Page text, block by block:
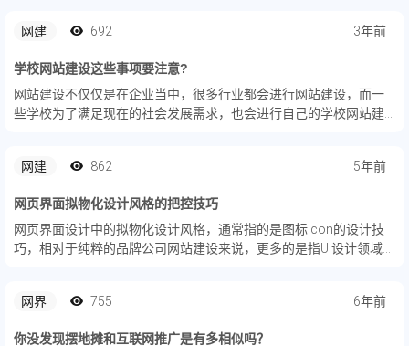
非常重要...
网建 692 3年前
学校网站建设这些事项要注意?
网站建设不仅仅是在企业当中，很多行业都会进行网站建设，而一
些学校为了满足现在的社会发展需求，也会进行自己的学校网站建
一下。
网建 862 5年前
网页界面拟物化设计风格的把控技巧
网页界面设计中的拟物化设计风格，通常指的是图标icon的设计技
巧，相对于纯粹的品牌公司网站建设来说，更多的是指UI设计领域。
网界
755 6年前
你没发现摆地摊和互联网推广是有多相似吗？